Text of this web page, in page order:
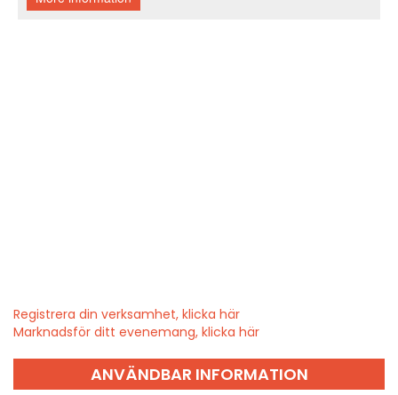
Registrera din verksamhet, klicka här
Marknadsför ditt evenemang, klicka här
ANVÄNDBAR INFORMATION